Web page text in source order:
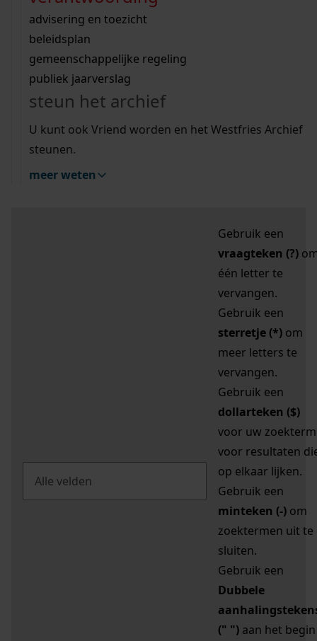
bouwvergunningen
omgevingsvergunningen
vergunningen
beeld en geluid
uitleg nodig?
Wij helpen u op weg met een aantal zoektips.
bekijk alle zoektips
Wij helpen u op weg met een aantal zoektips.
bekijk alle zoektips
bekijk ons geschiedenislokaal
advisering en toezicht
beleidsplan
gemeenschappelijke regeling
publiek jaarverslag
steun het archief
U kunt ook Vriend worden en het Westfries Archief
steunen.
meer weten
zoektips
Mijn Studiezaal (inloggen)
uw zoekopdracht te
Gebruik een
vraagteken (?)
één letter te
vervangen.
Gebruik een
sterretje (*) om
meer letters te
vervangen.
Gebruik een
dollarteken ($)
voor uw zoekterm
voor resultaten
op elkaar lijken.
Gebruik een
minteken (-) om
zoektermen uit te
sluiten.
Gebruik een
Dubbele
(" ") aan het begin